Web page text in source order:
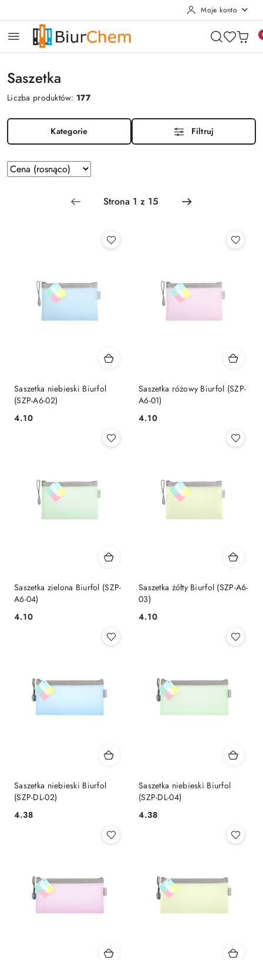
Moje konto
Saszetka
Liczba produktów: 177
Kategorie Filtruj
Zastosowano
sortowanie:
Sortuj
według
Saszetka niebieski Biurfol
(SZP-A6-02)
Cena:
4.10
Saszetka różowy Biurfol (SZP-
A6-01)
Cena:
4.10
Saszetka zielona Biurfol (SZP-
A6-04)
Cena:
4.10
Saszetka żółty Biurfol (SZP-A6-
03)
Cena:
4.10
Saszetka niebieski Biurfol
(SZP-DL-02)
Cena:
4.38
Saszetka niebieski Biurfol
(SZP-DL-04)
Cena:
4.38